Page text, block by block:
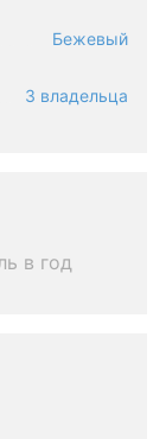
Бежевый
3 владельца
в год